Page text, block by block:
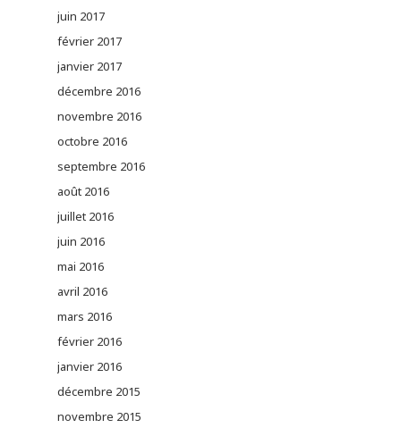
juin 2017
février 2017
janvier 2017
décembre 2016
novembre 2016
octobre 2016
septembre 2016
août 2016
juillet 2016
juin 2016
mai 2016
avril 2016
mars 2016
février 2016
janvier 2016
décembre 2015
novembre 2015